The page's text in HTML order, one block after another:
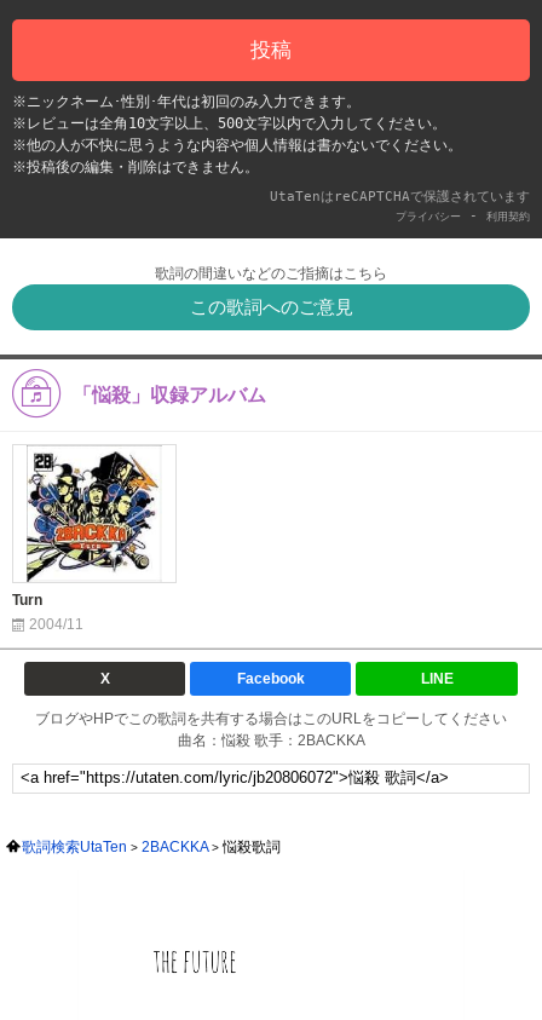
投稿
※ニックネーム･性別･年代は初回のみ入力できます。
※レビューは全角10文字以上、500文字以内で入力してください。
※他の人が不快に思うような内容や個人情報は書かないでください。
※投稿後の編集・削除はできません。
UtaTenはreCAPTCHAで保護されています
プライバシー - 利用契約
歌詞の間違いなどのご指摘はこちら
この歌詞へのご意見
「悩殺」収録アルバム
Turn
2004/11
X Facebook LINE
ブログやHPでこの歌詞を共有する場合はこのURLをコピーしてください
曲名：悩殺 歌手：2BACKKA
歌詞検索UtaTen 2BACKKA 悩殺歌詞